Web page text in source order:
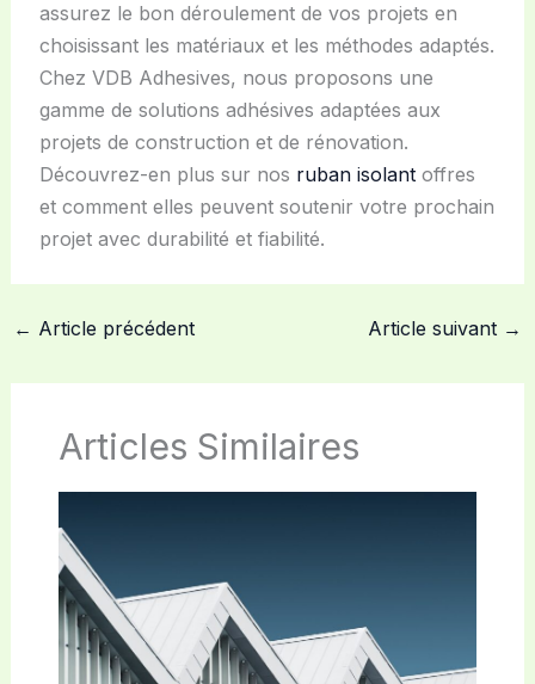
assurez le bon déroulement de vos projets en
choisissant les matériaux et les méthodes adaptés.
Chez VDB Adhesives, nous proposons une
gamme de solutions adhésives adaptées aux
projets de construction et de rénovation.
Découvrez-en plus sur nos ruban isolantoffres
et comment elles peuvent soutenir votre prochain
projet avec durabilité et fiabilité.
← Article précédent Article suivant →
Articles Similaires